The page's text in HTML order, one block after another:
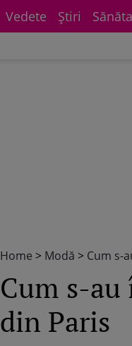
Vedete Știri
Home > Modă > Cum s-
Cum s-
din Paris